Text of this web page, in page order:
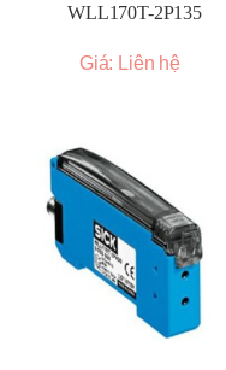
WLL170T-2P135
Giá: Liên hệ